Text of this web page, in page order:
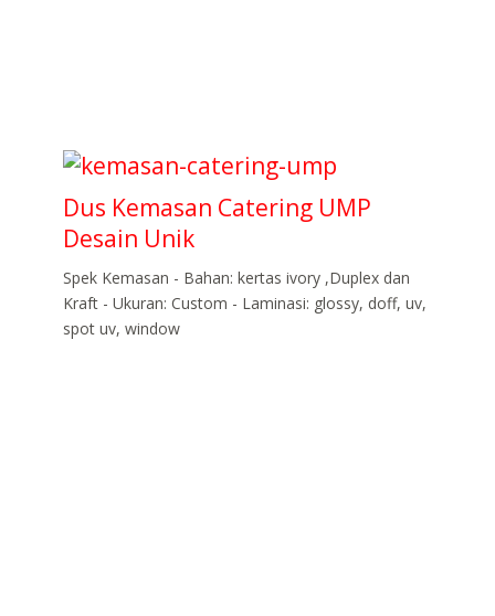
Dus Kemasan Catering UMP
Desain Unik
Spek Kemasan - Bahan: kertas ivory ,Duplex dan
Kraft - Ukuran: Custom - Laminasi: glossy, doff, uv,
spot uv, window